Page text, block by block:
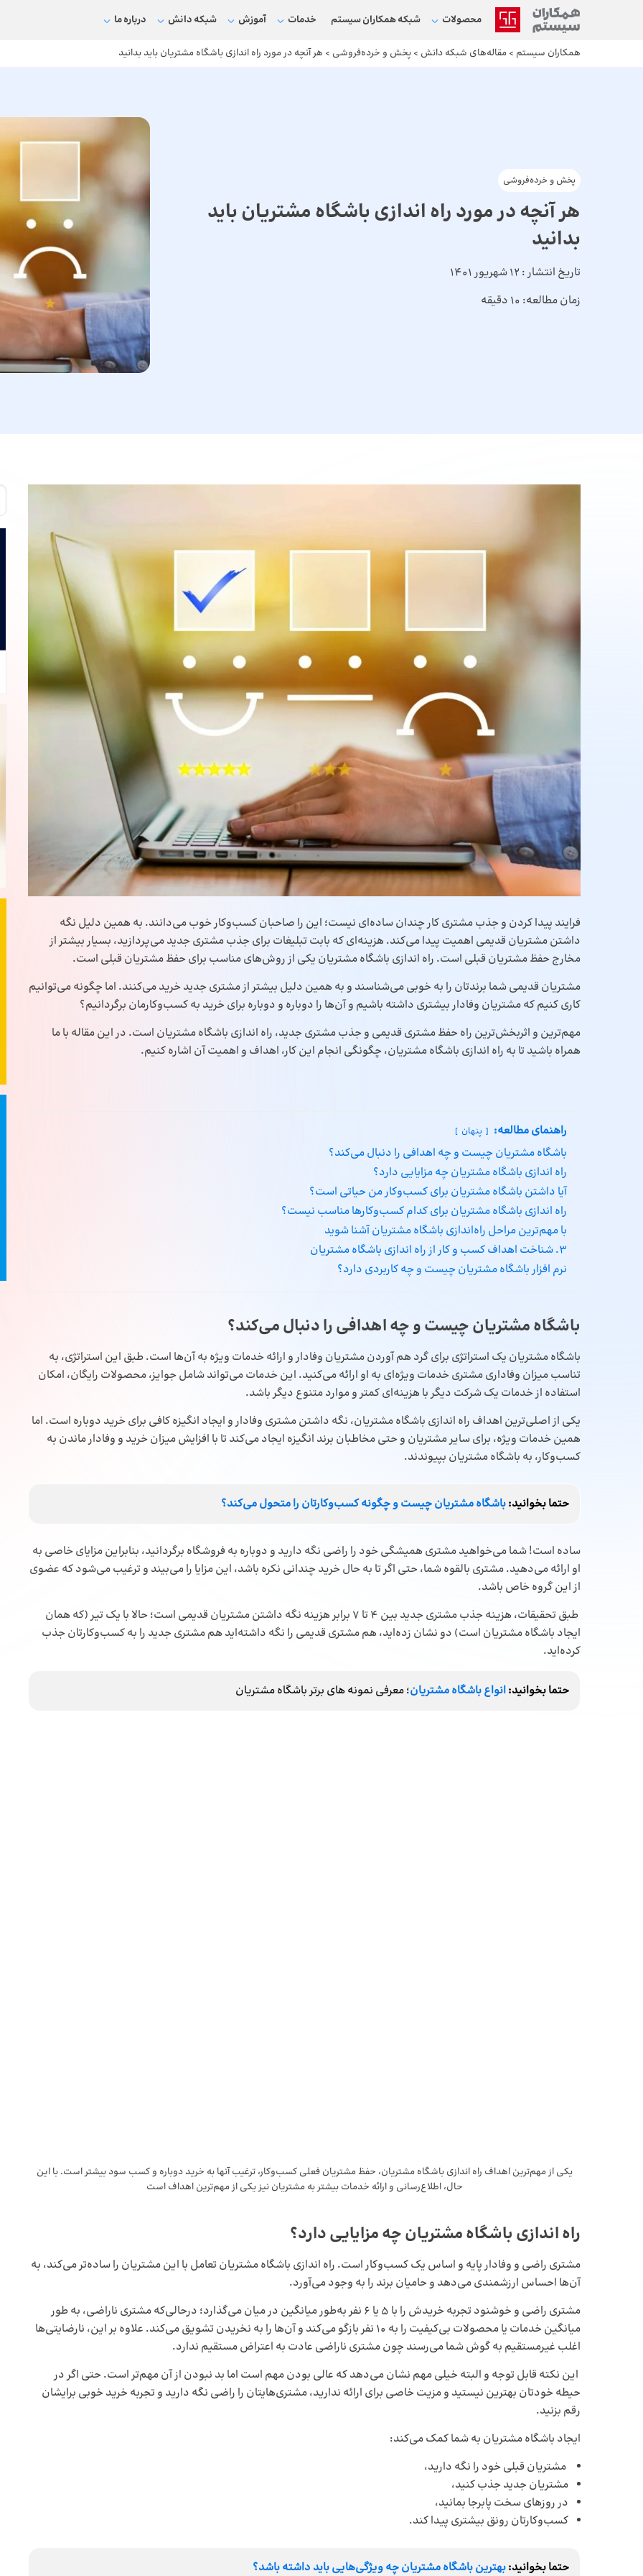
محصولات شبکه‌ همکاران سیستم خدمات آموزش شبکه دانش درباره ما
همکاران سیستم > مقاله‌های شبکه دانش > پخش و خرده‌فروشی > هر آنچه در مورد راه اندازی باشگاه مشتریان باید بدانید
پخش و خرده‌فروشی
هر آنچه در مورد راه اندازی باشگاه مشتریان باید
بدانید
تاریخ انتشار : 12 شهریور 1401
زمان مطالعه: 10 دقیقه
فرایند پیدا کردن و جذب مشتری کار چندان ساده‌ای نیست؛ این را صاحبان کسب‌و‌کار خوب می‌دانند. به همین دلیل نگه
داشتن مشتریان قدیمی اهمیت پیدا می‌کند. هزینه‌ای که بابت تبلیغات برای جذب مشتری جدید می‌پردازید، بسیار بیشتر از
مخارج حفظ مشتریان قبلی است. راه اندازی باشگاه مشتریان یکی از روش‌های مناسب برای حفظ مشتریان قبلی است.
مشتریان قدیمی شما برندتان را به خوبی می‌شناسند و به همین دلیل بیشتر از مشتری جدید خرید می‌کنند. اما چگونه می‌توانیم
کاری کنیم که مشتریان وفادار بیشتری داشته باشیم و آن‌ها را دوباره و دوباره برای خرید به کسب‌و‌کارمان برگردانیم؟
مهم‌ترین و اثربخش‌ترین راه حفظ مشتری قدیمی و جذب مشتری جدید، راه اندازی باشگاه مشتریان است. در این مقاله با ما
همراه باشید تا به راه اندازی باشگاه مشتریان، چگونگی انجام این کار، اهداف و اهمیت آن اشاره کنیم.
راهنمای مطالعه: پنهان
باشگاه مشتریان چیست و چه اهدافی را دنبال می‌کند؟
راه اندازی باشگاه مشتریان چه مزایایی دارد؟
آیا داشتن باشگاه مشتریان برای کسب‌وکار من حیاتی است؟
راه اندازی باشگاه مشتریان برای کدام کسب‌و‌کارها مناسب نیست؟
با مهم‌ترین مراحل راه‌اندازی باشگاه مشتریان آشنا شوید
3. شناخت اهداف کسب‌ و‌ کار از راه اندازی باشگاه مشتریان
نرم افزار باشگاه مشتریان چیست و چه کاربردی دارد؟
باشگاه مشتریان چیست و چه اهدافی را دنبال می‌کند؟
باشگاه مشتریان یک استراتژی برای گرد هم آوردن مشتریان وفادار و ارائه خدمات ویژه به آن‌ها است. طبق این استراتژی، به
تناسب میزان وفاداری مشتری خدمات ویژه‌ای به او ارائه می‌کنید. این خدمات می‌تواند شامل جوایز، محصولات رایگان، امکان
استفاده از خدمات یک شرکت دیگر با هزینه‌ای کمتر و موارد متنوع دیگر باشد.
یکی از اصلی‌ترین اهداف راه اندازی باشگاه مشتریان، نگه داشتن مشتری وفادار و ایجاد انگیزه کافی برای خرید دوباره است. اما
همین خدمات ویژه، برای سایر مشتریان و حتی مخاطبان برند انگیزه ایجاد می‌کند تا با افزایش میزان خرید و وفادار ماندن به
کسب‌و‌کار، به باشگاه مشتریان بپیوندند.
حتما بخوانید:باشگاه مشتریان چیست و چگونه کسب‌وکارتان را متحول می‌کند؟
ساده است! شما می‌خواهید مشتری همیشگی خود را راضی نگه دارید و دوباره به فروشگاه برگردانید، بنابراین مزایای خاصی به
او ارائه می‌دهید. مشتری بالقوه شما، حتی اگر تا به حال خرید چندانی نکره باشد، این مزایا را می‌بیند و ترغیب می‌شود که عضوی
از این گروه خاص باشد.
طبق تحقیقات، هزینه جذب مشتری جدید بین 4 تا 7 برابر هزینه نگه داشتن مشتریان قدیمی است؛ حالا با یک تیر (که همان
ایجاد باشگاه مشتریان است) دو نشان زده‌اید، هم مشتری قدیمی را نگه داشته‌اید هم مشتری جدید را به کسب‌و‌کارتان جذب
کرده‌اید.
حتما بخوانید:انواع باشگاه مشتریان؛ معرفی نمونه های برتر باشگاه مشتریان
یکی از مهم‌ترین اهداف راه اندازی باشگاه مشتریان، حفظ مشتریان فعلی کسب‌وکار، ترغیب آنها به خرید دوباره و کسب سود بیشتر است. با این
حال، اطلاع‌رسانی و ارائه خدمات بیشتر به مشتریان نیز یکی از مهم‌ترین اهداف است
راه اندازی باشگاه مشتریان چه مزایایی دارد؟
مشتری راضی و وفادار پایه و اساس یک کسب‌و‌کار است. راه اندازی باشگاه مشتریان تعامل با این مشتریان را ساده‌تر می‌کند، به
آن‌ها احساس ارزشمندی می‌دهد و حامیان برند را به وجود می‌آورد.
مشتری راضی و خوشنود تجربه خریدش را با 5 یا 6 نفر به‌طور میانگین در میان می‌گذارد؛ درحالی‌که
مشتری ناراضی، به طور
میانگین خدمات یا محصولات بی‌کیفیت را به 10 نفر بازگو می‌کند و آن‌ها را به نخریدن تشویق می‌کند. علاوه بر این، نارضایتی‌ها
اغلب غیرمستقیم به گوش شما می‌رسند چون مشتری ناراضی عادت به اعتراض مستقیم ندارد.
این نکته قابل توجه و البته خیلی مهم نشان می‌دهد که عالی بودن مهم است اما بد نبودن از آن مهم‌تر است. حتی اگر در
حیطه خودتان بهترین نیستید و مزیت خاصی برای ارائه ندارید، مشتری‌هایتان را راضی نگه دارید و تجربه خرید خوبی برایشان
رقم بزنید.
ایجاد باشگاه مشتریان به شما کمک می‌کند:
مشتریان قبلی خود را نگه دارید،
مشتریان جدید جذب کنید،
در روزهای سخت پابرجا بمانید،
کسب‌و‌کارتان رونق بیشتری پیدا کند.
حتما بخوانید:بهترین باشگاه مشتریان چه ویژگی‌هایی باید داشته باشد؟